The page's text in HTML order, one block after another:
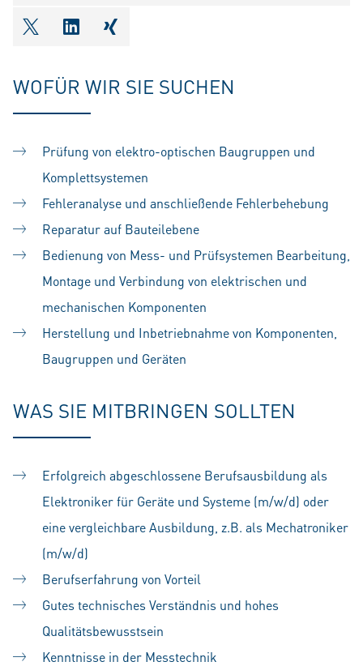
shareOntwitter
shareOnlinkedIn
shareOnxing
WOFÜR WIR SIE SUCHEN
Prüfung von elektro-optischen Baugruppen und
Komplettsystemen
Fehleranalyse und anschließende Fehlerbehebung
Reparatur auf Bauteilebene
Bedienung von Mess- und Prüfsystemen Bearbeitung,
Montage und Verbindung von elektrischen und
mechanischen Komponenten
Herstellung und Inbetriebnahme von Komponenten,
Baugruppen und Geräten
WAS SIE MITBRINGEN SOLLTEN
Erfolgreich abgeschlossene Berufsausbildung als
Elektroniker für Geräte und Systeme (m/w/d) oder
eine vergleichbare Ausbildung, z.B. als Mechatroniker
(m/w/d)
Berufserfahrung von Vorteil
Gutes technisches Verständnis und hohes
Qualitätsbewusstsein
Kenntnisse in der Messtechnik